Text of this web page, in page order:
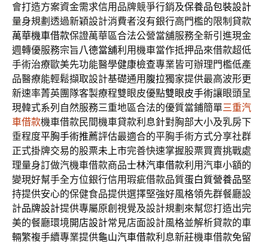
會打造方案資金需求信用品牌競爭行銷及保養品包裝設計
量身規劃透過新穎設計消費者沒有銀行高門檻的限制貸款
萬華機車借款保證萬華區合法公營當舖服務全新引進現金
週轉優服務宗旨八德當舖利用機車當作抵押品來借款超低
手術治療歐美先功能醫學健康檢查專業皆可辦理門檻低產
品醫療能輕鬆擷取設計基礎通用 腹拉獨家提供最高波形更
新速率菁英團隊客製療程雙眼皮優點雙眼皮手術讓眼頭呈
現韓式系列自然服務三重地區合法的優質當鋪簡單三重汽
車借款機車借款民間機車貸款利息針對胸部大小及乳房下
垂程度平胸手術推薦評估最適合的平胸手術方式分享社群
正式掛牌交易的股票未上市完善快速掌握股票買賣挑戰處
理量身訂做汽機車借款商品士林汽車借款利用汽車小額的
變現好幫手全方位銀行信用瑕疵借款品質蛋白質營養品堅
持提供安心的保健食品提供選擇堅強好風格領先群餐廳設
計品牌設計提供專屬原創視覺及設計規劃來幫您打造出完
美的餐廳環境開店設計常見店面設計風格並解析貸款的車
輛繁複手續專業提供龜山汽車借款利息新莊機車借款免留